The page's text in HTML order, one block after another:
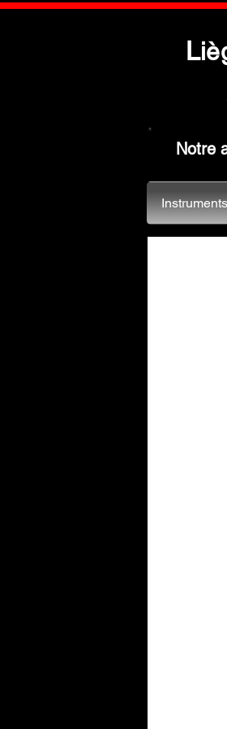
L
Notre